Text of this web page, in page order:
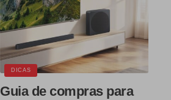
DICAS
Guia de compras para